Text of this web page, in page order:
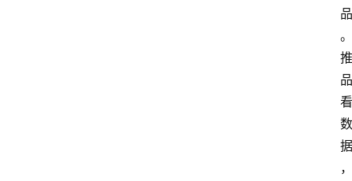
品
。
推
品
看
数
据
，